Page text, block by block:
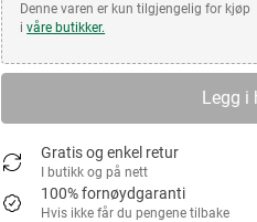
Denne varen er kun tilgjengelig for kjøp
ivåre butikker.
Legg i
Gratis og enkel retur
I butikk og på nett
100% fornøydgaranti
Hvis ikke får du pengene tilbake